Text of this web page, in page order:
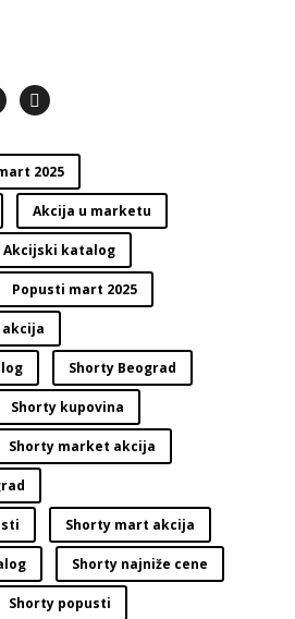
2025
Akcija u marketu
Akcijski katalog
Popusti mart 2025
akcija
Shorty Beograd
Shorty kupovina
Shorty market akcija
Shorty mart akcija
Shorty najniže cene
Shorty popusti